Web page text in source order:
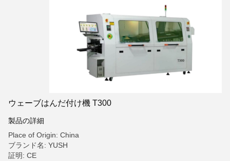
ウェーブはんだ付け機 T300
製品の詳細
Place of Origin: China
ブランド名: YUSH
証明: CE